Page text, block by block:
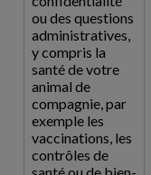
ou des questions
administratives,
y compris la
santé de votre
animal de
compagnie, par
exemple les
vaccinations, les
contrôles de
santé ou de bien-